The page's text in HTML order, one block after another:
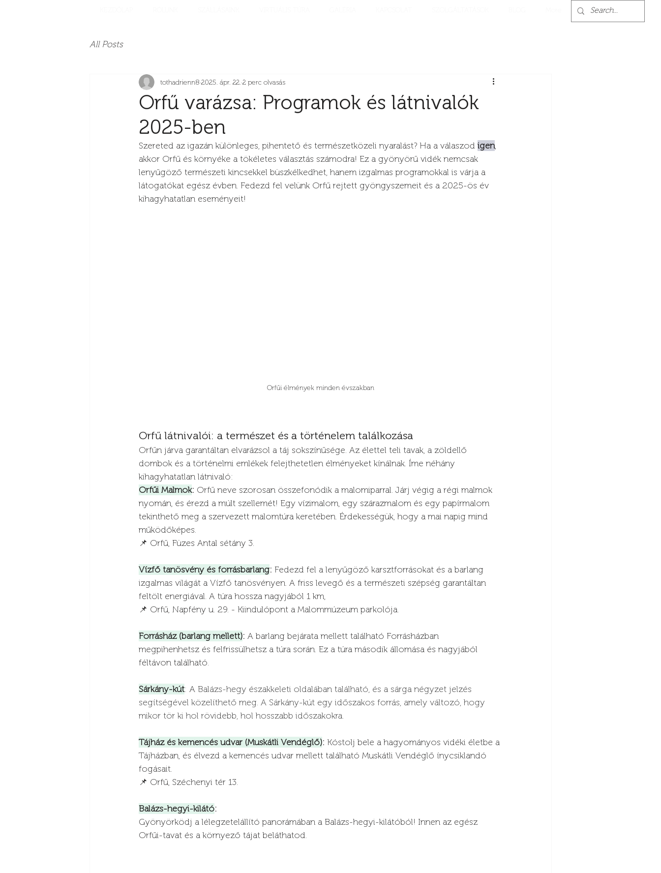
All Posts
Orfű varázsa: Programok és látnivalók
2025-ben
tothadrienn8 2025. ápr. 22. 2 perc olvasás
Szereted az igazán különleges, pihentető és természetközeli nyaralást? Ha a válaszod igen,
akkor Orfű és környéke a tökéletes választás számodra! Ez a gyönyörű vidék nemcsak
lenyűgöző természeti kincsekkel büszkélkedhet, hanem izgalmas programokkal is várja a
látogatókat egész évben. Fedezd fel velünk Orfű rejtett gyöngyszemeit és a 2025-ös év
kihagyhatatlan eseményeit!
Orfűi élmények minden évszakban
Orfű látnivalói: a természet és a történelem találkozása
Orfűn járva garantáltan elvarázsol a táj sokszínűsége. Az élettel teli tavak, a zöldellő
dombok és a történelmi emlékek felejthetetlen élményeket kínálnak. Íme néhány
kihagyhatatlan látnivaló:
Orfűi Malmok: Orfű neve szorosan összefonódik a malomiparral. Járj végig a régi malmok
nyomán, és érezd a múlt szellemét! Egy vízimalom, egy szárazmalom és egy papírmalom
tekinthető meg a szervezett malomtúra keretében. Érdekességük, hogy a mai napig mind
működőképes.
📌 Orfű, Füzes Antal sétány 3.
Vízfő tanösvény és forrásbarlang: Fedezd fel a lenyűgöző karsztforrásokat és a barlang
izgalmas világát a Vízfő tanösvényen. A friss levegő és a természeti szépség garantáltan
feltölt energiával. A túra hossza nagyjából 1 km,
📌 Orfű, Napfény u. 29. - Kiindulópont a Malommúzeum parkolója.
Forrásház (barlang mellett): A barlang bejárata mellett található Forrásházban
megpihenhetsz és felfrissülhetsz a túra során. Ez a túra második állomása és nagyjából
féltávon található.
Sárkány-kút: A Balázs-hegy északkeleti oldalában található, és a sárga négyzet jelzés
segítségével közelíthető meg. A Sárkány-kút egy időszakos forrás, amely változó, hogy
mikor tör ki hol rövidebb, hol hosszabb időszakokra.
Tájház és kemencés udvar (Muskátli Vendéglő): Kóstolj bele a hagyományos vidéki életbe a
Tájházban, és élvezd a kemencés udvar mellett található Muskátli Vendéglő ínycsiklandó
fogásait.
📌 Orfű, Széchenyi tér 13.
Balázs-hegyi-kilátó:
Gyönyörködj a lélegzetelállító panorámában a Balázs-hegyi-kilátóból! Innen az egész
Orfűi-tavat és a környező tájat beláthatod.